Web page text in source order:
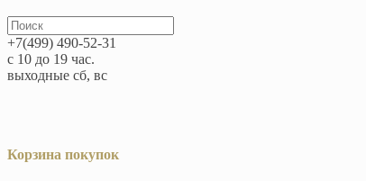
+7(499) 490-52-31
с 10 до 19 час.
выходные сб, вс
Корзина покупок